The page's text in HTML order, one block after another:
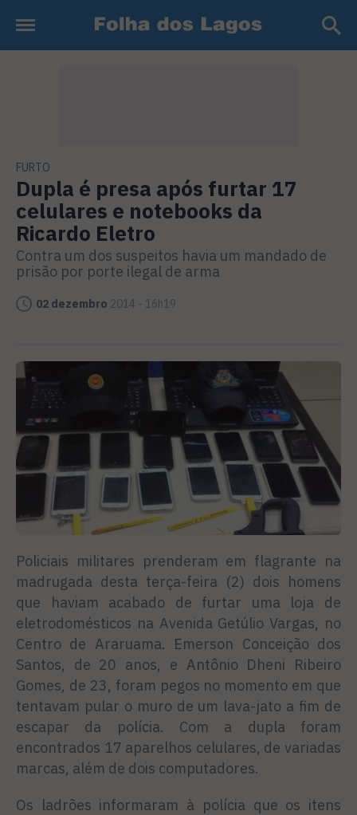
FURTO
Dupla é presa após furtar 17
celulares e notebooks da
Ricardo Eletro
Contra um dos suspeitos havia um mandado de
prisão por porte ilegal de arma
02 dezembro 2014 - 16h19
Policiais militares prenderam em flagrante na
madrugada desta terça-feira (2) dois homens
que haviam acabado de furtar uma loja de
eletrodomésticos na Avenida Getúlio Vargas, no
Centro de Araruama. Emerson Conceição dos
Santos, de 20 anos, e Antônio Dheni Ribeiro
Gomes, de 23, foram pegos no momento em que
tentavam pular o muro de um lava-jato a fim de
escapar da polícia. Com a dupla foram
encontrados 17 aparelhos celulares, de variadas
marcas, além de dois computadores.
Os ladrões informaram à polícia que os itens